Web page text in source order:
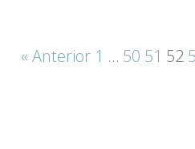
« Anterior 1 … 50 51 52